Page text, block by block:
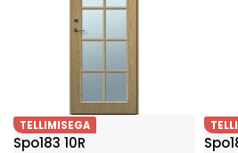
TELLIMISEGA
Spo183 10R